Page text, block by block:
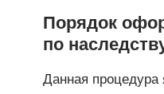
Порядок
по
Данная процедура